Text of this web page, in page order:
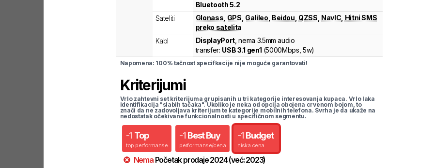
Bluetooth 5.2
Sateliti
Glonass GPS Galileo Beidou QZSS NavIC Hitni SMS
preko satelita
Kabl
DisplayPort , nema 3.5mm audio
transfer: USB 3.1 gen1 (5000Mbps, 5w)
Napomena: 100% tačnost specifkacije nije moguće garantovati!
Kriterijumi
Vrlo zahtevni set kriterijuma grupisanih u tri kategorije interesovanja kupaca. Vrlo laka
identifikacija "slabih tačaka". Ukoliko je neka od opcija obojena crvenom bojom, to
znači da ne zadovoljava kriterijum te kategorije mobilnih telefona. Svrha je da ukaže na
nedostatak očekivane funkcionalnosti u specifičnom segmentu.
-1 Top
top performanse
-1 Best Buy
performanse/cena
-1 Budget
niska cena
Nema Početak prodaje2024(već:2023)